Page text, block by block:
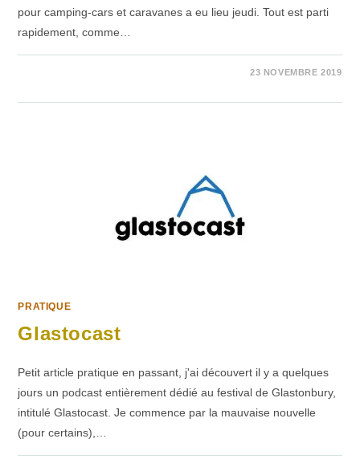
pour camping-cars et caravanes a eu lieu jeudi. Tout est parti
rapidement, comme…
23 NOVEMBRE 2019
PRATIQUE
Glastocast
Petit article pratique en passant, j'ai découvert il y a quelques
jours un podcast entièrement dédié au festival de Glastonbury,
intitulé Glastocast. Je commence par la mauvaise nouvelle
(pour certains),…